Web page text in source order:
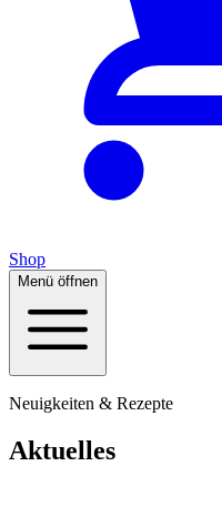
Shop
Menü öffnen
Neuigkeiten & Rezepte
Aktuelles